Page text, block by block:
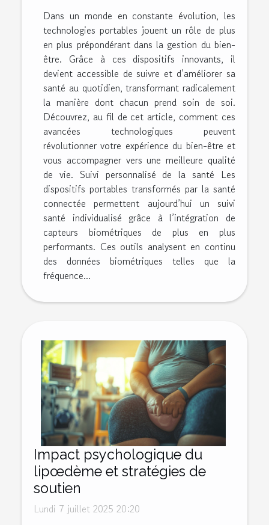
Dans un monde en constante évolution, les
technologies portables jouent un rôle de plus
en plus prépondérant dans la gestion du bien-
être. Grâce à ces dispositifs innovants, il
devient accessible de suivre et d’améliorer sa
santé au quotidien, transformant radicalement
la manière dont chacun prend soin de soi.
Découvrez, au fil de cet article, comment ces
avancées technologiques peuvent
révolutionner votre expérience du bien-être et
vous accompagner vers une meilleure qualité
de vie. Suivi personnalisé de la santé Les
dispositifs portables transformés par la santé
connectée permettent aujourd’hui un suivi
santé individualisé grâce à l’intégration de
capteurs biométriques de plus en plus
performants. Ces outils analysent en continu
des données biométriques telles que la
fréquence...
Impact psychologique du
lipœdème et stratégies de
soutien
Lundi 7 juillet 2025 20:20